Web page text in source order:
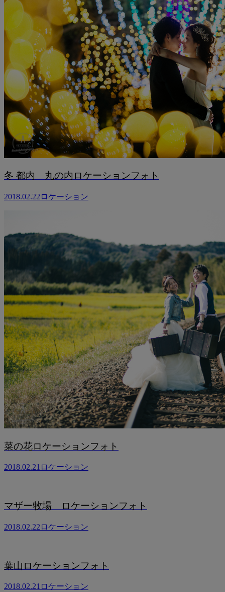
冬 都内 丸の内ロケーションフォト
2018.02.22 ロケーション
菜の花ロケーションフォト
2018.02.21 ロケーション
マザー牧場 ロケーションフォト
2018.02.22 ロケーション
葉山ロケーションフォト
2018.02.21 ロケーション